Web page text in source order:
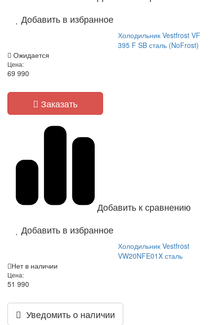
Добавить в избранное
Холодильник Vestfrost VF
395 F SB сталь (NoFrost)
Ожидается
Цена:
69 990
Заказать
Добавить к сравнению
Добавить в избранное
Холодильник Vestfrost
VW20NFE01X сталь
Нет в наличии
Цена:
51 990
Уведомить о наличии